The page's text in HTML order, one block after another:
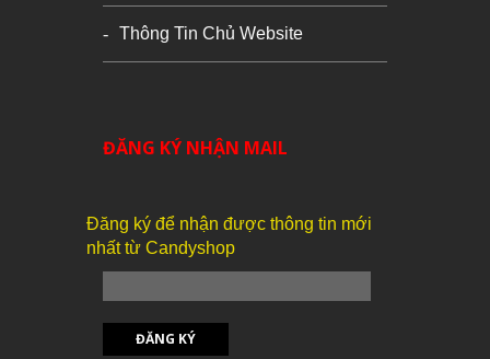
Thông Tin Chủ Website
ĐĂNG KÝ NHẬN MAIL
Đăng ký để nhận được thông tin mới
nhất từ Candyshop
ĐĂNG KÝ